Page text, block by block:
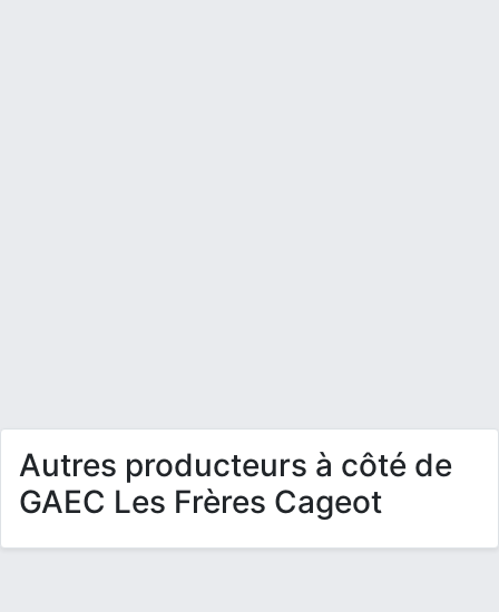
Autres producteurs à côté de
GAEC Les Frères Cageot